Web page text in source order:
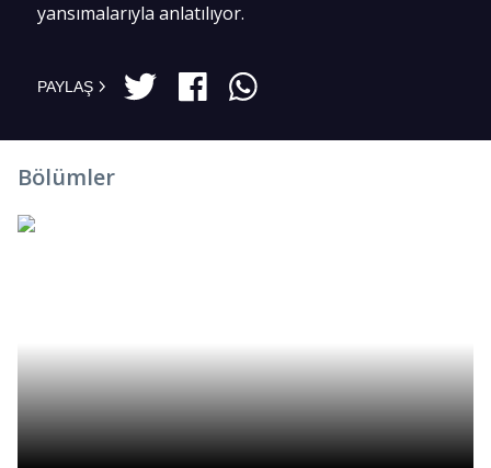
yansımalarıyla anlatılıyor.
PAYLAŞ
Bölümler